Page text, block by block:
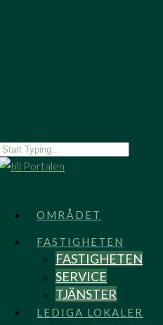
OMRÅDET
FASTIGHETEN
FASTIGHETEN
SERVICE
TJÄNSTER
LEDIGA LOKALER